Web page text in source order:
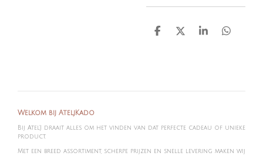
D
D
S
D
Welkom bij AteljKado
Bij Atel'J draait alles om het vinden van dat perfecte cadeau of unieke
product.
Met een breed assortiment, scherpe prijzen en snelle levering maken wij